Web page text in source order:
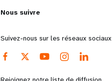
Nous suivre
Suivez-nous sur les réseaux sociaux